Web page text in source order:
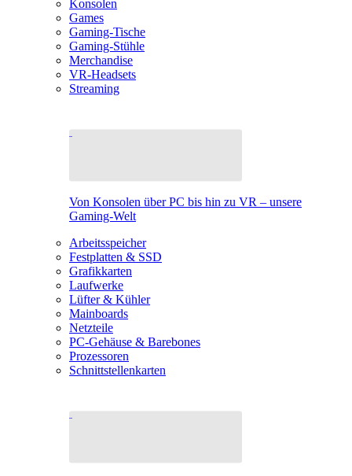
Konsolen
Games
Gaming-Tische
Gaming-Stühle
Merchandise
VR-Headsets
Streaming
Von Konsolen über PC bis hin zu VR – unsere
Gaming-Welt
Arbeitsspeicher
Festplatten & SSD
Grafikkarten
Laufwerke
Lüfter & Kühler
Mainboards
Netzteile
PC-Gehäuse & Barebones
Prozessoren
Schnittstellenkarten